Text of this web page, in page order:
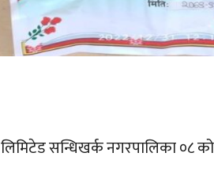
सन्धिखर्क नगरपालिका ०८